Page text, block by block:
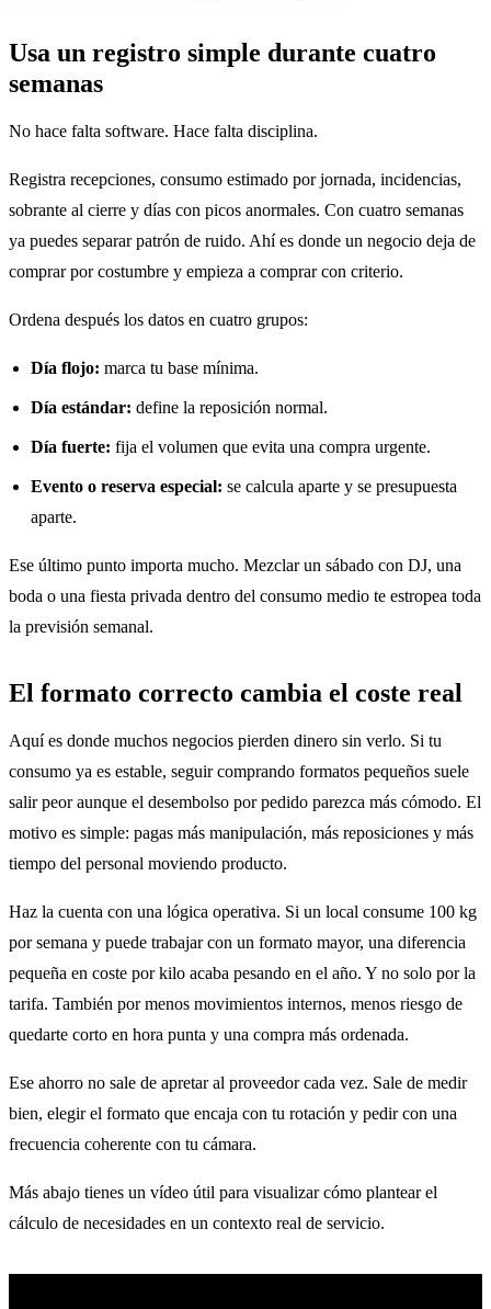
Usa un registro simple durante cuatro
semanas
No hace falta software. Hace falta disciplina.
Registra recepciones, consumo estimado por jornada, incidencias,
sobrante al cierre y días con picos anormales. Con cuatro semanas
ya puedes separar patrón de ruido. Ahí es donde un negocio deja de
comprar por costumbre y empieza a comprar con criterio.
Ordena después los datos en cuatro grupos:
Día flojo: marca tu base mínima.
Día estándar: define la reposición normal.
Día fuerte: fija el volumen que evita una compra urgente.
Evento o reserva especial: se calcula aparte y se presupuesta
aparte.
Ese último punto importa mucho. Mezclar un sábado con DJ, una
boda o una fiesta privada dentro del consumo medio te estropea toda
la previsión semanal.
El formato correcto cambia el coste real
Aquí es donde muchos negocios pierden dinero sin verlo. Si tu
consumo ya es estable, seguir comprando formatos pequeños suele
salir peor aunque el desembolso por pedido parezca más cómodo. El
motivo es simple: pagas más manipulación, más reposiciones y más
tiempo del personal moviendo producto.
Haz la cuenta con una lógica operativa. Si un local consume 100 kg
por semana y puede trabajar con un formato mayor, una diferencia
pequeña en coste por kilo acaba pesando en el año. Y no solo por la
tarifa. También por menos movimientos internos, menos riesgo de
quedarte corto en hora punta y una compra más ordenada.
Ese ahorro no sale de apretar al proveedor cada vez. Sale de medir
bien, elegir el formato que encaja con tu rotación y pedir con una
frecuencia coherente con tu cámara.
Más abajo tienes un vídeo útil para visualizar cómo plantear el
cálculo de necesidades en un contexto real de servicio.